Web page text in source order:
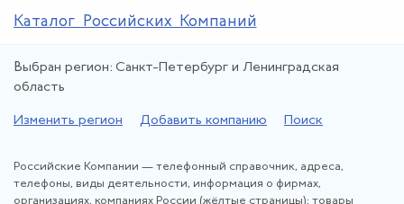
Каталог Российских Компаний
Выбран регион: Санкт-Петербург и Ленинградская
область
Изменить регион Добавить компанию Поиск
Российские Компании — телефонный справочник, адреса,
телефоны, виды деятельности, информация о фирмах,
организациях, компаниях России (жёлтые страницы); товары